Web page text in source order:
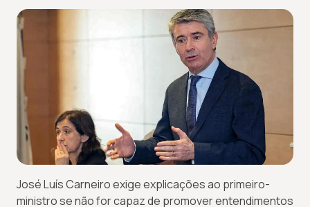
José Luís Carneiro exige explicações ao primeiro-
ministro se não for capaz de promover entendimentos